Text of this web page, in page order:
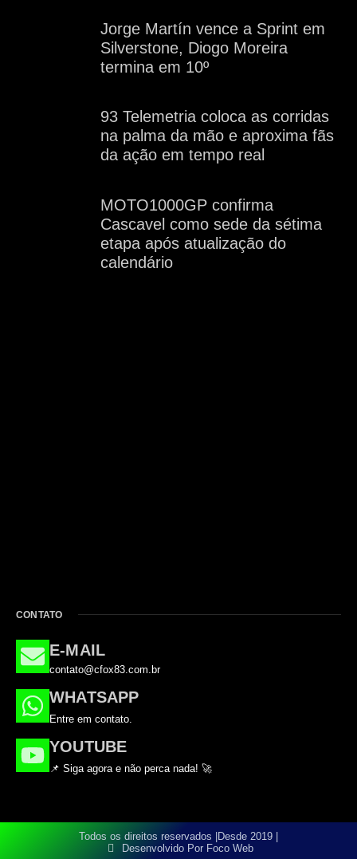
Jorge Martín vence a Sprint em
Silverstone, Diogo Moreira
termina em 10º
93 Telemetria coloca as corridas
na palma da mão e aproxima fãs
da ação em tempo real
MOTO1000GP confirma
Cascavel como sede da sétima
etapa após atualização do
calendário
CONTATO
E-MAIL
contato@cfox83.com.br
WHATSAPP
Entre em contato.
YOUTUBE
📌 Siga agora e não perca nada! 🚀
Todos os direitos reservados |
Desde 2019 |
Desenvolvido Por Foco Web